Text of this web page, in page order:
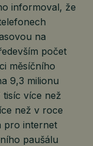
informoval, že
na
počet
měsíčního
9,3 milionu
více než
než v roce
pro internet
paušálu